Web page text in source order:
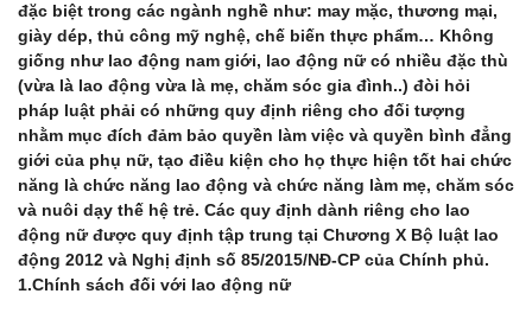
đặc biệt trong các ngành nghề như: may mặc, thương mại,
giày dép, thủ công mỹ nghệ, chế biến thực phẩm… Không
giống như lao động nam giới, lao động nữ có nhiều đặc thù
(vừa là lao động vừa là mẹ, chăm sóc gia đình..) đòi hỏi
pháp luật phải có những quy định riêng cho đối tượng
nhằm mục đích đảm bảo quyền làm việc và quyền bình đẳng
giới của phụ nữ, tạo điều kiện cho họ thực hiện tốt hai chức
năng là chức năng lao động và chức năng làm mẹ, chăm sóc
và nuôi dạy thế hệ trẻ. Các quy định dành riêng cho lao
động nữ được quy định tập trung tại Chương X Bộ luật lao
động 2012 và Nghị định số 85/2015/NĐ-CP của Chính phủ.
1.Chính sách đối với lao động nữ